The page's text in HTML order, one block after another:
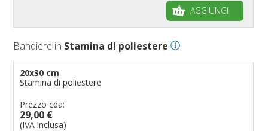
AGGIUNGI
Bandiere in Stamina di poliestere
20x30 cm
Stamina di poliestere
Prezzo cda:
29,00 €
(IVA inclusa)